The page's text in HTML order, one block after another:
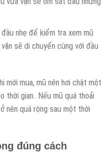
nhẹ để kiểm tra xem mũ
sẽ di chuyển cùng với đầu
mới mua, mũ nên hơi chật một
thời gian. Nếu mũ quá thoải
nên quá rộng sau một thời
đúng cách